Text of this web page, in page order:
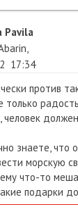
Pavila
17:34
против
только
человек
знаете, что
морскую
что-то
подарки